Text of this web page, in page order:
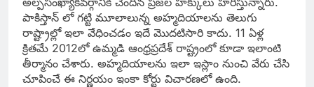
పాకిస్తాన్‌ లో గట్టి మూలాలున్న అహ్మదియాలను తెలుగు
రాష్ట్రాల్లో ఇలా వేధించడం ఇదే మొదటిసారి కాదు. 11 ఏళ్ల
క్రితమే 2012లో ఉమ్మడి ఆంధ్రప్రదేశ్‌ రాష్ట్రంలో కూడా ఇలాంటి
తీర్మానం చేశారు. అహ్మదియాలను ఇలా ఇస్లాం నుంచి వేరు చేసి
చూపించే ఈ నిర్ణయం ఇంకా కోర్టు విచారణలో ఉంది.